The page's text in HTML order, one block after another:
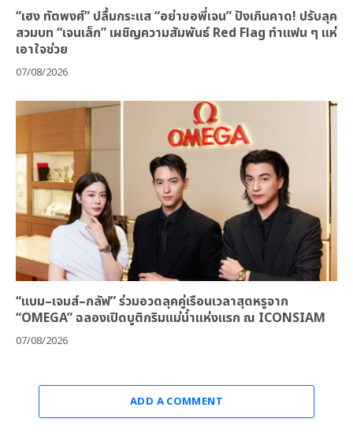
“เฮง ทัตพงศ์” ปลื้มกระแส “อย่าขอพี่เจน” ปังเกินคาด! ปรับลุค
สวมบท “เจนเล็ก” เผชิญความสัมพันธ์ Red Flag ทำแฟน ๆ แห่
เอาใจช่วย
07/08/2026
“แบม–เจมส์–กลัฟ” ร่วมอวดลุคคู่เรือนเวลาสุดหรูจาก
“OMEGA” ฉลองเปิดบูติกริมแม่น้ำแห่งแรก ณ ICONSIAM
07/08/2026
ADD A COMMENT